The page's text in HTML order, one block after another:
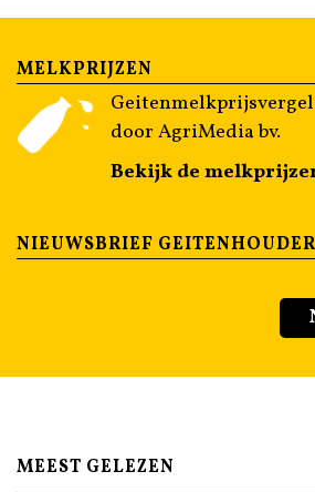
MELKPRIJZEN
door AgriMedia bv.
Bekijk de
NIEUWSBRIEF
MEEST GELEZEN